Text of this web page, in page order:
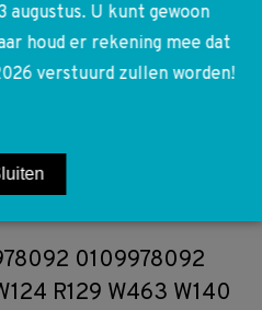
0030946104
W124 W140
aan winkelwagen
0109978092
R129 W463 W140
augustus. U kunt gewoon
houd er rekening mee dat
verstuurd zullen worden!